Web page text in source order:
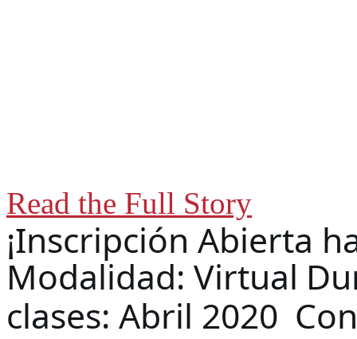
Read the Full Story
¡Inscripción Abierta
Modalidad: Virtual
clases: Abril 2020